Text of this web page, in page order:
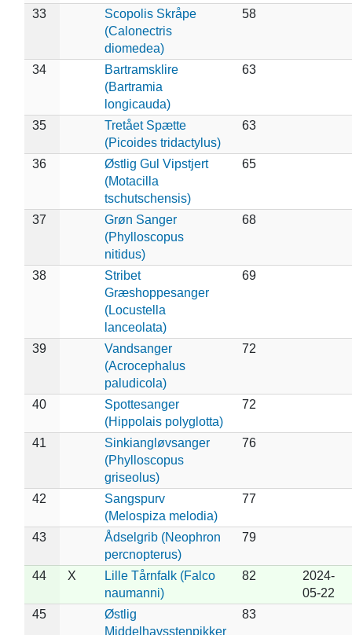
33
Scopolis Skråpe
(Calonectris
diomedea)
58
34
Bartramsklire
(Bartramia
longicauda)
63
35
Tretået Spætte
(Picoides tridactylus)
63
36
Østlig Gul Vipstjert
(Motacilla
tschutschensis)
65
37
Grøn Sanger
(Phylloscopus
nitidus)
68
38
Stribet
Græshoppesanger
(Locustella
lanceolata)
69
39
Vandsanger
(Acrocephalus
paludicola)
72
40
Spottesanger
(Hippolais polyglotta)
72
41
Sinkiangløvsanger
(Phylloscopus
griseolus)
76
42
Sangspurv
(Melospiza melodia)
77
43
Ådselgrib (Neophron
percnopterus)
79
44 X
Lille Tårnfalk (Falco
naumanni)
82
2024-
05-22
45
Østlig
Middelhavsstenpikker
83